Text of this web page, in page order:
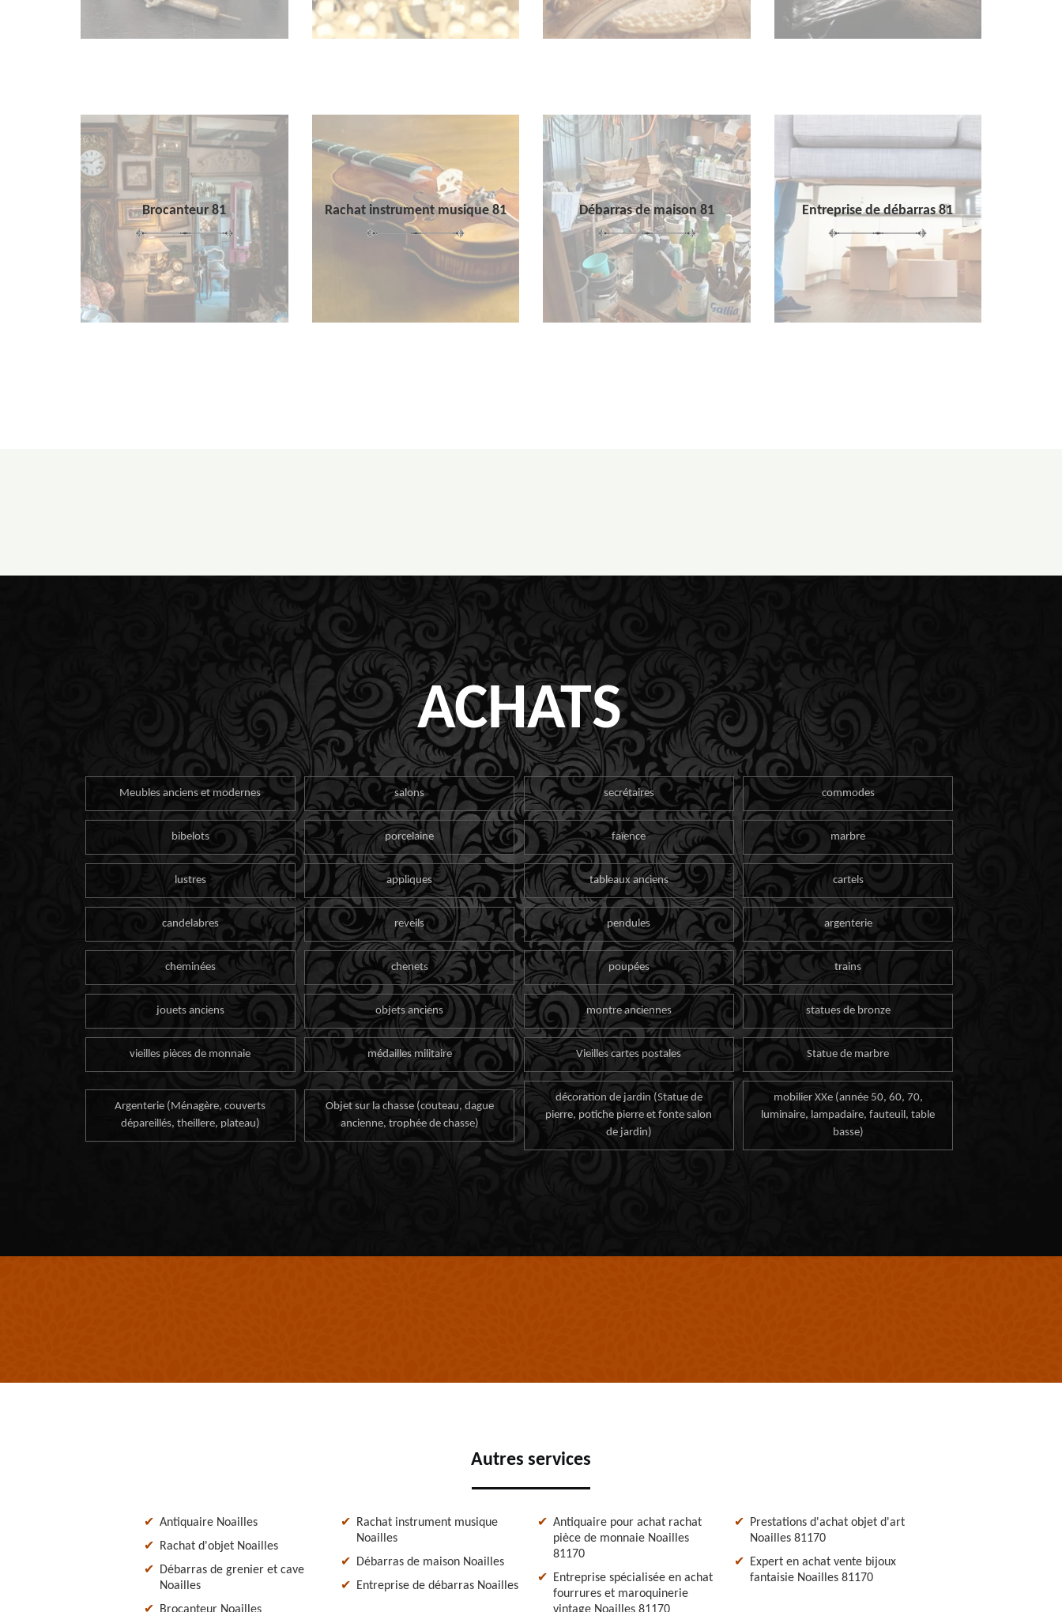
Brocanteur 81 Rachat instrument musique 81 Débarras de maison 81 Entreprise de débarras 81
ACHATS
Meubles anciens et modernes salons secrétaires commodes
bibelots porcelaine faïence marbre
lustres appliques tableaux anciens cartels
candelabres reveils pendules argenterie
cheminées chenets poupées trains
jouets anciens objets anciens montre anciennes statues de bronze
vieilles pièces de monnaie médailles militaire Vieilles cartes postales Statue de marbre
Argenterie (Ménagère, couverts
dépareillés, theillere, plateau)
Objet sur la chasse (couteau, dague
ancienne, trophée de chasse)
décoration de jardin (Statue de
pierre, potiche pierre et fonte salon
de jardin)
mobilier XXe (année 50, 60, 70,
luminaire, lampadaire, fauteuil, table
basse)
Autres services
Antiquaire Noailles
Rachat d'objet Noailles
Débarras de grenier et cave
Noailles
Brocanteur Noailles
Rachat instrument musique
Noailles
Débarras de maison Noailles
Entreprise de débarras Noailles
Antiquaire pour achat rachat
pièce de monnaie Noailles
81170
Entreprise spécialisée en achat
fourrures et maroquinerie
vintage Noailles 81170
Prestations d'achat objet d'art
Noailles 81170
Expert en achat vente bijoux
fantaisie Noailles 81170